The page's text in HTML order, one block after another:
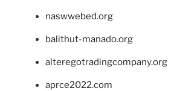
naswwebed.org
balithut-manado.org
alteregotradingcompany.org
aprce2022.com